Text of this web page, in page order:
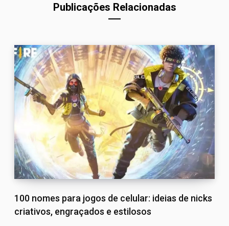
Publicações Relacionadas
100 nomes para jogos de celular: ideias de nicks
criativos, engraçados e estilosos